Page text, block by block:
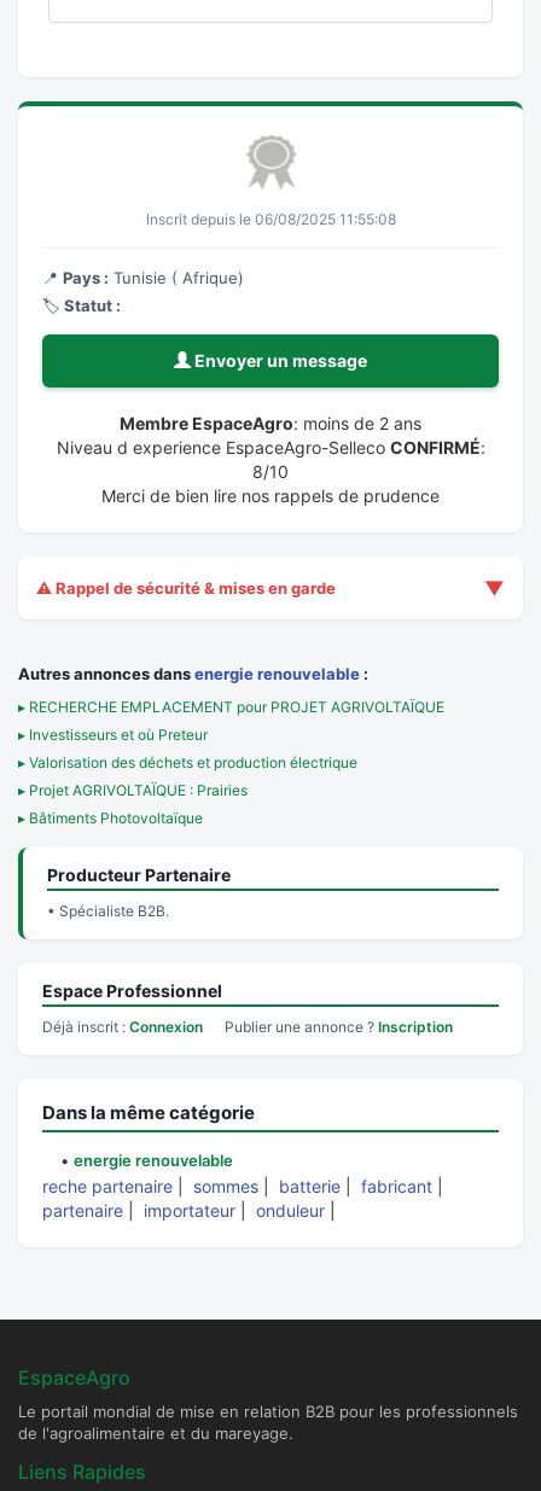
Inscrit depuis le 06/08/2025 11:55:08
📍 Pays : Tunisie ( Afrique)
🏷️ Statut :
Envoyer un message
Membre EspaceAgro: moins de 2 ans
Niveau d experience EspaceAgro-Selleco CONFIRMÉ:
8/10
Merci de bien lire nos rappels de prudence
⚠️ Rappel de sécurité & mises en garde ▼
Autres annonces dansenergie renouvelable :
▸ RECHERCHE EMPLACEMENT pour PROJET AGRIVOLTAÏQUE
▸ Investisseurs et où Preteur
▸ Valorisation des déchets et production électrique
▸ Projet AGRIVOLTAÏQUE : Prairies
▸ Bâtiments Photovoltaïque
Producteur Partenaire
• Spécialiste B2B.
Espace Professionnel
Déjà inscrit : Connexion Publier une annonce ? Inscription
Dans la même catégorie
• energie renouvelable
reche partenaire sommes batterie fabricant
partenaire
importateur onduleur
EspaceAgro
Le portail mondial de mise en relation B2B pour les professionnels
de l'agroalimentaire et du mareyage.
Liens Rapides